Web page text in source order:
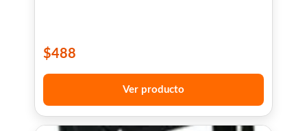
$488
Ver producto